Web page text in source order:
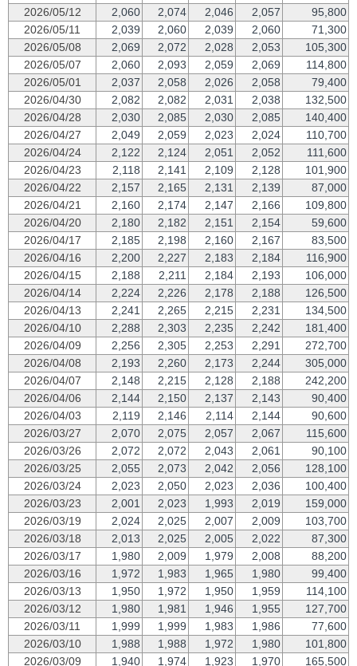
2026/05/12
2,060 2,074 2,046 2,057
95,800
2026/05/11
2,039 2,060 2,039 2,060
71,300
2026/05/08
2,069 2,072 2,028 2,053
105,300
2026/05/07
2,060 2,093 2,059 2,069
114,800
2026/05/01
2,037 2,058 2,026 2,058
79,400
2026/04/30
2,082 2,082 2,031 2,038
132,500
2026/04/28
2,030 2,085 2,030 2,085
140,400
2026/04/27
2,049 2,059 2,023 2,024
110,700
2026/04/24
2,122 2,124 2,051 2,052
111,600
2026/04/23
2,118 2,141 2,109 2,128
101,900
2026/04/22
2,157 2,165 2,131 2,139
87,000
2026/04/21
2,160 2,174 2,147 2,166
109,800
2026/04/20
2,180 2,182 2,151 2,154
59,600
2026/04/17
2,185 2,198 2,160 2,167
83,500
2026/04/16
2,200 2,227 2,183 2,184
116,900
2026/04/15
2,188 2,211 2,184 2,193
106,000
2026/04/14
2,224 2,226 2,178 2,188
126,500
2026/04/13
2,241 2,265 2,215 2,231
134,500
2026/04/10
2,288 2,303 2,235 2,242
181,400
2026/04/09
2,256 2,305 2,253 2,291
272,700
2026/04/08
2,193 2,260 2,173 2,244
305,000
2026/04/07
2,148 2,215 2,128 2,188
242,200
2026/04/06
2,144 2,150 2,137 2,143
90,400
2026/04/03
2,119 2,146 2,114 2,144
90,600
2026/03/27
2,070 2,075 2,057 2,067
115,600
2026/03/26
2,072 2,072 2,043 2,061
90,100
2026/03/25
2,055 2,073 2,042 2,056
128,100
2026/03/24
2,023 2,050 2,023 2,036
100,400
2026/03/23
2,001 2,023 1,993 2,019
159,000
2026/03/19
2,024 2,025 2,007 2,009
103,700
2026/03/18
2,013 2,025 2,005 2,022
87,300
2026/03/17
1,980 2,009 1,979 2,008
88,200
2026/03/16
1,972 1,983 1,965 1,980
99,400
2026/03/13
1,950 1,972 1,950 1,959
114,100
2026/03/12
1,980 1,981 1,946 1,955
127,700
2026/03/11
1,999 1,999 1,983 1,986
77,600
2026/03/10
1,988 1,988 1,972 1,980
101,800
2026/03/09
1,940 1,974 1,923 1,970 165,500